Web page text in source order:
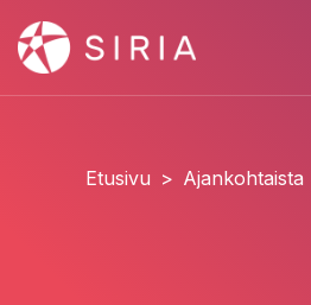
Etusivu > Ajankohtaista